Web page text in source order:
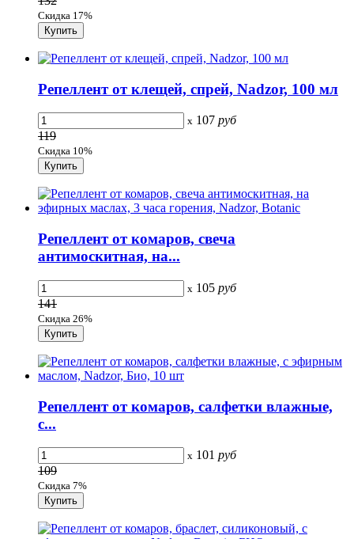
Скидка 17%
Репеллент от клещей, спрей, Nadzor, 100 мл
x 107 руб
119
Скидка 10%
Репеллент от комаров, свеча
антимоскитная, на...
x 105 руб
141
Скидка 26%
Репеллент от комаров, салфетки влажные,
с...
x 101 руб
109
Скидка 7%